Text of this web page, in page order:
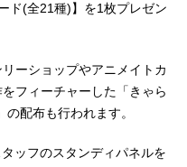
ド(全21種)】を1枚プレゼン
ーショップやアニメイトカ
フィーチャーした「きゃら
配布も行われます。
ッフのスタンディパネルを